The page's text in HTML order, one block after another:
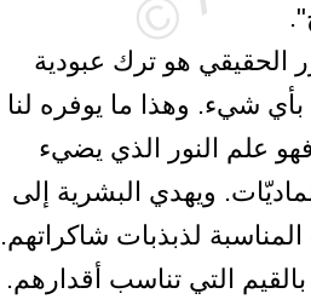
الحقيقي هو ترك عبودية
شيء. وهذا ما يوفره لنا
علم النور الذي يضيء
ويهدي البشرية إلى
لذبذبات شاكراتهم.
التي تناسب أقدارهم.